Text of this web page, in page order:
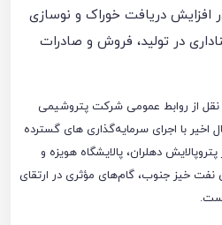
افزایش دریافت خوراک و نوسازی
در تولید، فروش و صادرات
نقل از روابط عمومی شرکت پتروشیمی
اخیر با اجرای سرمایه‌گذاری ‌های گسترده
دهلران، پالایشگاه هویزه و
‌خیز جنوب، گام‌های مؤثری در ارتقای